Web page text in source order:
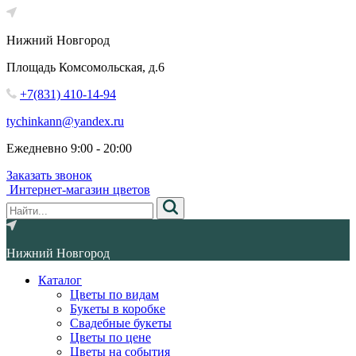
Нижний Новгород
Площадь Комсомольская, д.6
+7(831) 410-14-94
tychinkann@yandex.ru
Ежедневно 9:00 - 20:00
Заказать звонок
Интернет-магазин цветов
Нижний Новгород
Каталог
Цветы по видам
Букеты в коробке
Свадебные букеты
Цветы по цене
Цветы на события